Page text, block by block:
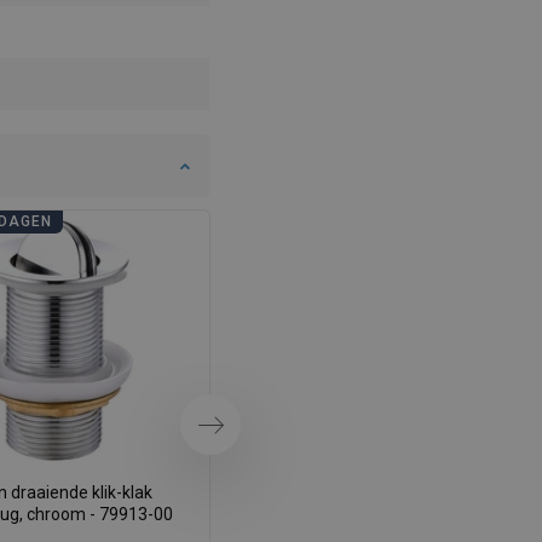
draaiende klik-klak
chroom - 79913-00
Volgende